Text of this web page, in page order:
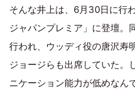
そんな井上は、6月30日に行
ジャパンプレミア」に登壇。
行われ、ウッディ役の唐沢寿
ジョージらも出席していた。
ニケーション能力が低めなん